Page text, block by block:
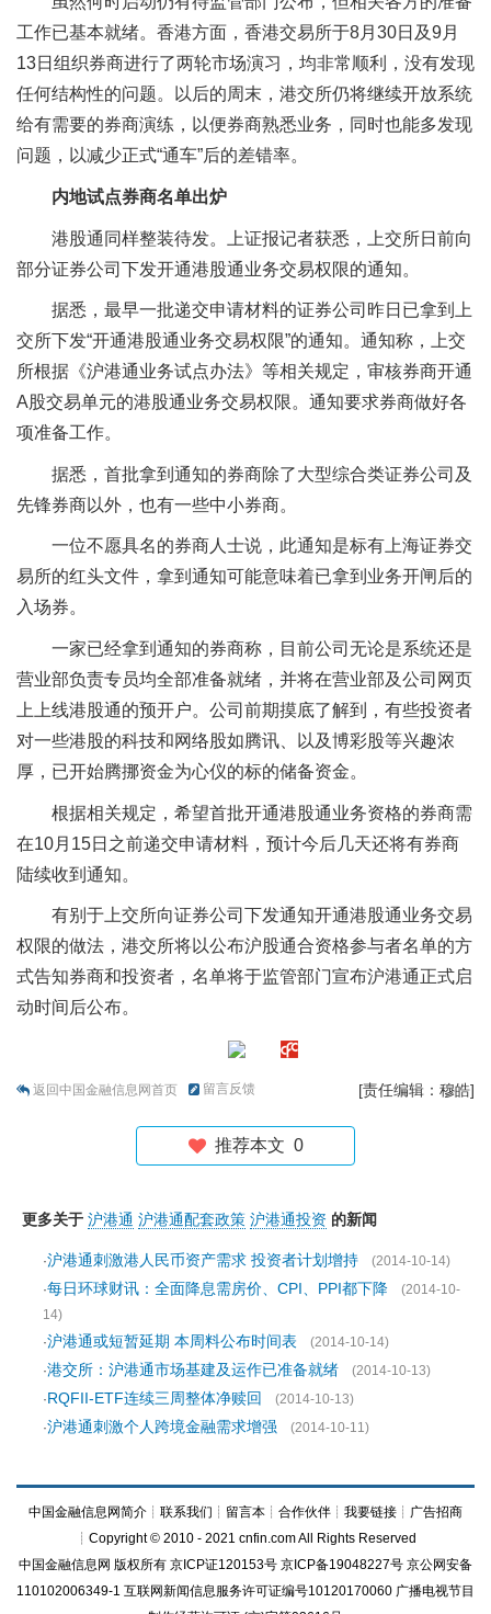
工作已基本就绪。香港方面，香港交易所于8月30日及9月
13日组织券商进行了两轮市场演习，均非常顺利，没有发现
任何结构性的问题。以后的周末，港交所仍将继续开放系统
给有需要的券商演练，以便券商熟悉业务，同时也能多发现
问题，以减少正式“通车”后的差错率。
内地试点券商名单出炉
港股通同样整装待发。上证报记者获悉，上交所日前向
部分证券公司下发开通港股通业务交易权限的通知。
据悉，最早一批递交申请材料的证券公司昨日已拿到上
交所下发“开通港股通业务交易权限”的通知。通知称，上交
所根据《沪港通业务试点办法》等相关规定，审核券商开通
A股交易单元的港股通业务交易权限。通知要求券商做好各
项准备工作。
据悉，首批拿到通知的券商除了大型综合类证券公司及
先锋券商以外，也有一些中小券商。
一位不愿具名的券商人士说，此通知是标有上海证券交
易所的红头文件，拿到通知可能意味着已拿到业务开闸后的
入场券。
一家已经拿到通知的券商称，目前公司无论是系统还是
营业部负责专员均全部准备就绪，并将在营业部及公司网页
上上线港股通的预开户。公司前期摸底了解到，有些投资者
对一些港股的科技和网络股如腾讯、以及博彩股等兴趣浓
厚，已开始腾挪资金为心仪的标的储备资金。
根据相关规定，希望首批开通港股通业务资格的券商需
在10月15日之前递交申请材料，预计今后几天还将有券商
陆续收到通知。
有别于上交所向证券公司下发通知开通港股通业务交易
权限的做法，港交所将以公布沪股通合资格参与者名单的方
式告知券商和投资者，名单将于监管部门宣布沪港通正式启
动时间后公布。
返回中国金融信息网首页 留言反馈 [责任编辑：穆皓]
推荐本文 0
更多关于 沪港通 沪港通配套政策 沪港通投资 的新闻
·沪港通刺激港人民币资产需求 投资者计划增持
(2014-10-14)
·每日环球财讯：全面降息需房价、CPI、PPI都下降
(2014-10-
14)
·沪港通或短暂延期 本周料公布时间表
(2014-10-14)
·港交所：沪港通市场基建及运作已准备就绪
(2014-10-13)
·RQFII-ETF连续三周整体净赎回
(2014-10-13)
·沪港通刺激个人跨境金融需求增强 (2014-10-11)
中国金融信息网简介 ┊ 联系我们 ┊ 留言本 ┊ 合作伙伴 ┊ 我要链接 ┊ 广告招商
┊Copyright © 2010 - 2021 cnfin.com All Rights Reserved
中国金融信息网 版权所有 京ICP证120153号 京ICP备19048227号 京公网安备
110102006349-1 互联网新闻信息服务许可证编号10120170060 广播电视节目